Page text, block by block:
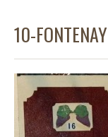
10-FONTENAY